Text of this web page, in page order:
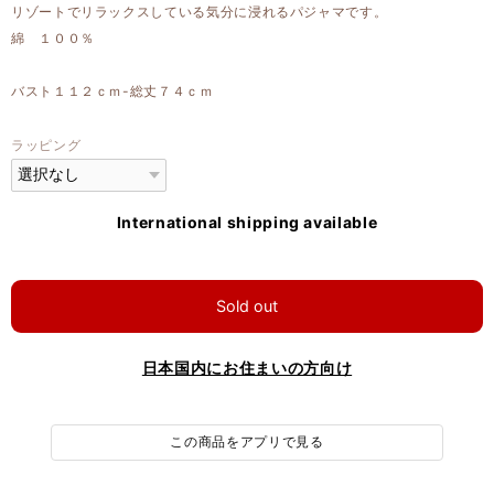
リゾートでリラックスしている気分に浸れるパジャマです。
綿 １００％
バスト１１２ｃｍ-総丈７４ｃｍ
ラッピング
International shipping available
Sold out
日本国内にお住まいの方向け
この商品をアプリで見る